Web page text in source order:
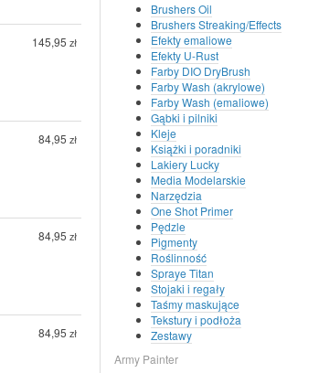
145,95 zł
84,95 zł
84,95 zł
84,95 zł
Brushers Oil
Brushers Streaking/Effects
Efekty emaliowe
Efekty U-Rust
Farby DIO DryBrush
Farby Wash (akrylowe)
Farby Wash (emaliowe)
Gąbki i pilniki
Kleje
Książki i poradniki
Lakiery Lucky
Media Modelarskie
Narzędzia
One Shot Primer
Pędzle
Pigmenty
Roślinność
Spraye Titan
Stojaki i regały
Taśmy maskujące
Tekstury i podłoża
Zestawy
Army Painter